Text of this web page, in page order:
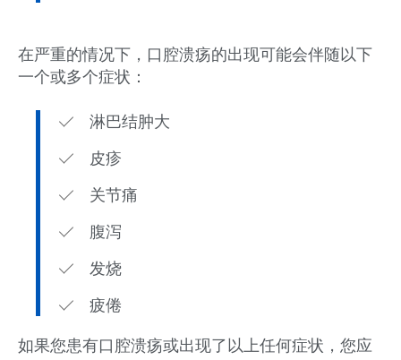
在严重的情况下，口腔溃疡的出现可能会伴随以下
一个或多个症状：
淋巴结肿大
皮疹
关节痛
腹泻
发烧
疲倦
如果您患有口腔溃疡或出现了以上任何症状，您应